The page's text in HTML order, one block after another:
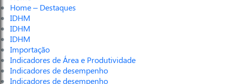
Home – Destaques
IDHM
IDHM
IDHM
Importação
Indicadores de Área e Produtividade
Indicadores de desempenho
Indicadores de desempenho